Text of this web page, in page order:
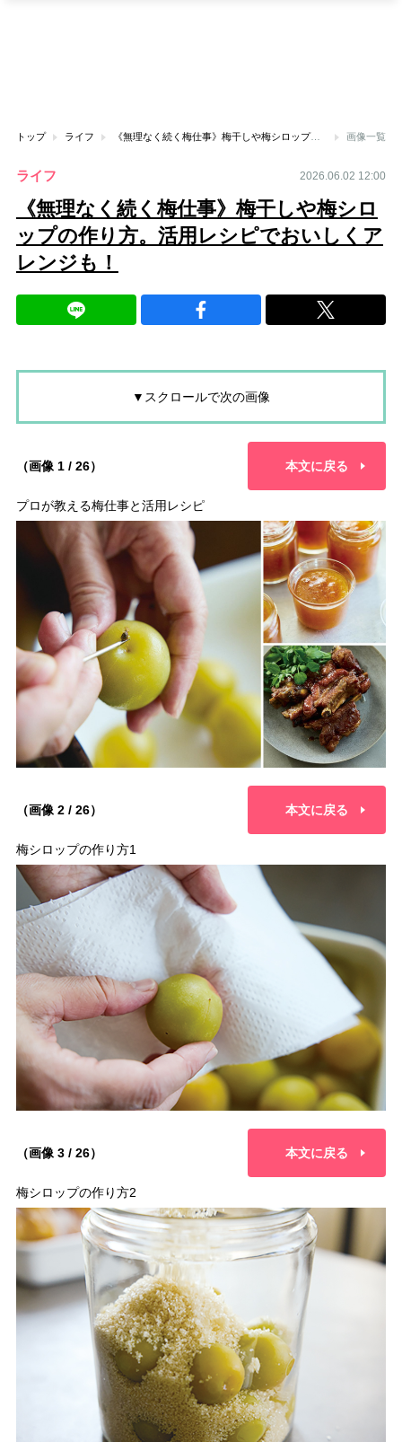
トップ ライフ 《無理なく続く梅仕事》梅干しや梅シロップの作り方。活用レシピでおいしくアレンジも！ 画像一覧
ライフ 2026.06.02 12:00
《無理なく続く梅仕事》梅干しや梅シロ
ップの作り方。活用レシピでおいしくア
レンジも！
▼スクロールで次の画像
（画像 1 / 26） 本文に戻る
プロが教える梅仕事と活用レシピ
（画像 2 / 26） 本文に戻る
梅シロップの作り方1
（画像 3 / 26） 本文に戻る
梅シロップの作り方2